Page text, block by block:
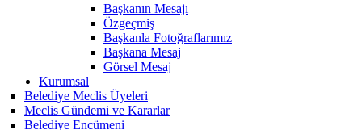
Başkanın Mesajı
Özgeçmiş
Başkanla Fotoğraflarımız
Başkana Mesaj
Görsel Mesaj
Kurumsal
Belediye Meclis Üyeleri
Meclis Gündemi ve Kararlar
Belediye Encümeni